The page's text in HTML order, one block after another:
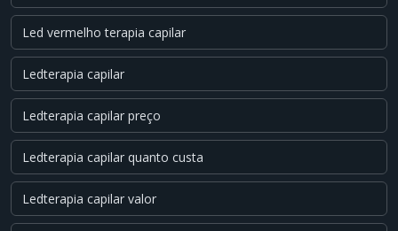
Led vermelho terapia capilar
Ledterapia capilar
Ledterapia capilar preço
Ledterapia capilar quanto custa
Ledterapia capilar valor